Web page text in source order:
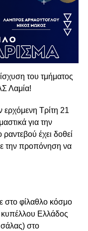
του τμήματος
Λαμία!
Τρίτη 21
για την
έχει δοθεί
την προπόνηση να
στο φίλαθλο κόσμο
κυπέλλου Ελλάδος
στο